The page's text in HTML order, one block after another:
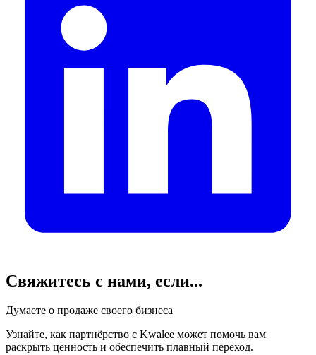
Свяжитесь с нами, если...
Думаете о продаже своего бизнеса
Узнайте, как партнёрство с Kwalee может помочь вам
раскрыть ценность и обеспечить плавный переход.